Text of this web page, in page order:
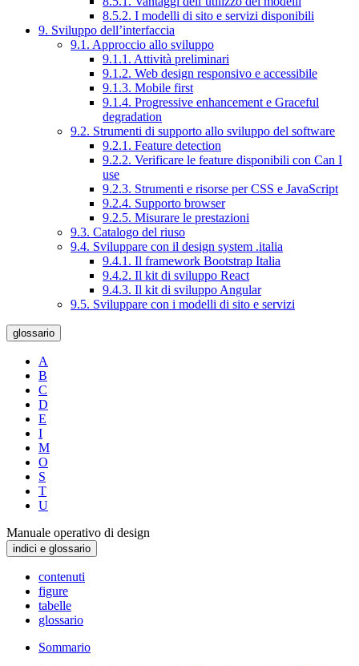
8.5.2. I modelli di sito e servizi disponibili
9. Sviluppo dell’interfaccia
9.1. Approccio allo sviluppo
9.1.1. Attività preliminari
9.1.2. Web design responsivo e accessibile
9.1.3. Mobile first
9.1.4. Progressive enhancement e Graceful
degradation
9.2. Strumenti di supporto allo sviluppo del software
9.2.1. Feature detection
9.2.2. Verificare le feature disponibili con Can I
use
9.2.3. Strumenti e risorse per CSS e JavaScript
9.2.4. Supporto browser
9.2.5. Misurare le prestazioni
9.3. Catalogo del riuso
9.4. Sviluppare con il design system .italia
9.4.1. Il framework Bootstrap Italia
9.4.2. Il kit di sviluppo React
9.4.3. Il kit di sviluppo Angular
9.5. Sviluppare con i modelli di sito e servizi
glossario
A
B
C
D
E
I
M
O
S
T
U
Manuale operativo di design
indici e glossario
contenuti
figure
tabelle
glossario
Sommario